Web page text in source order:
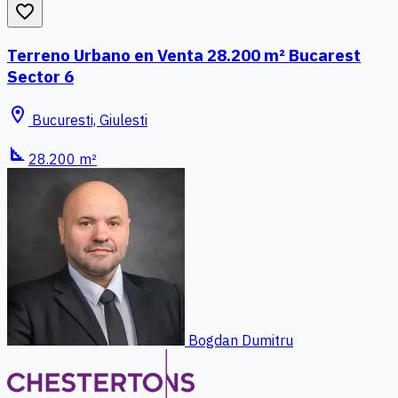
favorite_border
Terreno Urbano en Venta 28.200 m² Bucarest
Sector 6
location_on Bucuresti, Giulesti
square_foot 28.200 m²
Bogdan Dumitru